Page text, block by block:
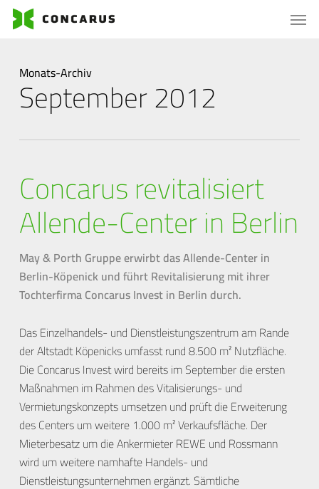
Skip Menu
Monats-Archiv
September 2012
Concarus revitalisiert
Allende-Center in Berlin
May & Porth Gruppe erwirbt das Allende-Center in
Berlin-Köpenick und führt Revitalisierung mit ihrer
Tochterfirma Concarus Invest in Berlin durch.
Das Einzelhandels- und Dienstleistungszentrum am Rande
der Altstadt Köpenicks umfasst rund 8.500 m² Nutzfläche.
Die Concarus Invest wird bereits im September die ersten
Maßnahmen im Rahmen des Vitalisierungs- und
Vermietungskonzepts umsetzen und prüft die Erweiterung
des Centers um weitere 1.000 m² Verkaufsfläche. Der
Mieterbesatz um die Ankermieter REWE und Rossmann
wird um weitere namhafte Handels- und
Dienstleistungsunternehmen ergänzt. Sämtliche